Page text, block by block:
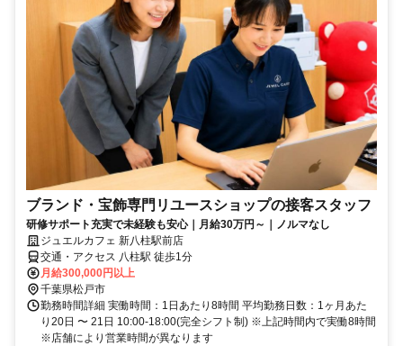
ブランド・宝飾専門リユースショップの接客スタッフ
研修サポート充実で未経験も安心｜月給30万円～｜ノルマなし
ジュエルカフェ 新八柱駅前店
交通・アクセス 八柱駅 徒歩1分
月給300,000円以上
千葉県松戸市
勤務時間詳細 実働時間：1日あたり8時間 平均勤務日数：1ヶ月あた
り20日 〜 21日 10:00-18:00(完全シフト制) ※上記時間内で実働8時間
※店舗により営業時間が異なります